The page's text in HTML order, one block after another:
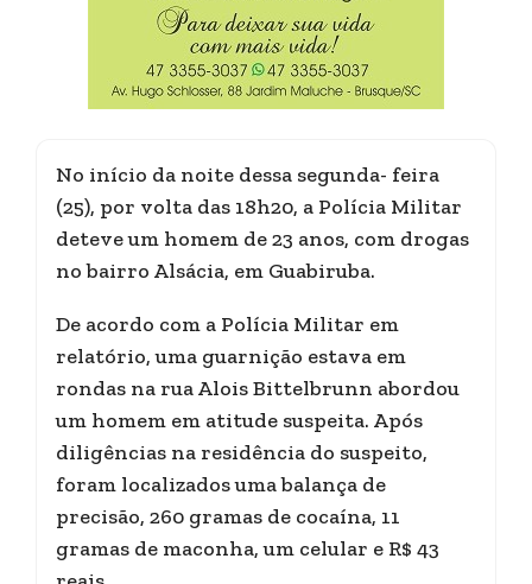
No início da noite dessa segunda- feira
(25), por volta das 18h20, a Polícia Militar
deteve um homem de 23 anos, com drogas
no bairro Alsácia, em Guabiruba.
De acordo com a Polícia Militar em
relatório, uma guarnição estava em
rondas na rua Alois Bittelbrunn abordou
um homem em atitude suspeita. Após
diligências na residência do suspeito,
foram localizados uma balança de
precisão, 260 gramas de cocaína, 11
gramas de maconha, um celular e R$ 43